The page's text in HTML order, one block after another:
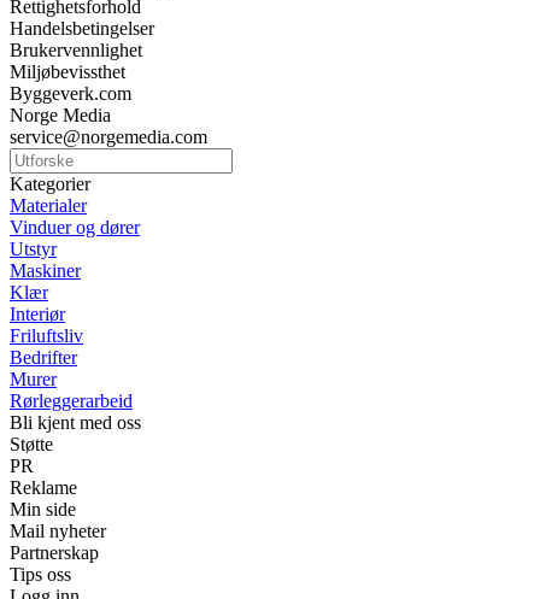
Rettighetsforhold
Handelsbetingelser
Brukervennlighet
Miljøbevissthet
Byggeverk.com
Norge Media
service@norgemedia.com
Kategorier
Materialer
Vinduer og dører
Utstyr
Maskiner
Klær
Interiør
Friluftsliv
Bedrifter
Murer
Rørleggerarbeid
Bli kjent med oss
Støtte
PR
Reklame
Min side
Mail nyheter
Partnerskap
Tips oss